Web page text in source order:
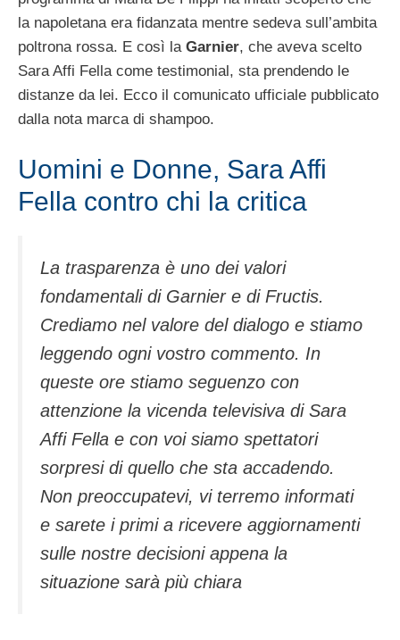
la napoletana era fidanzata mentre sedeva sull’ambita
poltrona rossa. E così la Garnier, che aveva scelto
Sara Affi Fella come testimonial, sta prendendo le
distanze da lei. Ecco il comunicato ufficiale pubblicato
dalla nota marca di shampoo.
Uomini e Donne, Sara Affi
Fella contro chi la critica
La trasparenza è uno dei valori
fondamentali di Garnier e di Fructis.
Crediamo nel valore del dialogo e stiamo
leggendo ogni vostro commento. In
queste ore stiamo seguenzo con
attenzione la vicenda televisiva di Sara
Affi Fella e con voi siamo spettatori
sorpresi di quello che sta accadendo.
Non preoccupatevi, vi terremo informati
e sarete i primi a ricevere aggiornamenti
sulle nostre decisioni appena la
situazione sarà più chiara